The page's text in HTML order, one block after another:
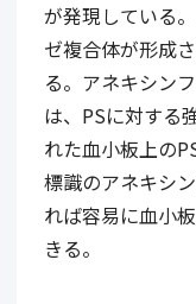
が発現している
ゼ複合体が形成
る。アネキシン
は、PSに対する
れた血小板上の
標識のアネキシ
れば容易に血小
きる。